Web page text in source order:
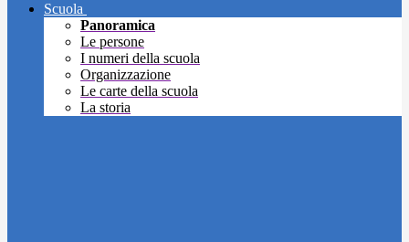
Scuola
Panoramica
Le persone
I numeri della scuola
Organizzazione
Le carte della scuola
La storia